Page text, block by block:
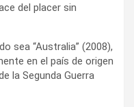
del placer sin
sea “Australia” (2008),
en el país de origen
la Segunda Guerra